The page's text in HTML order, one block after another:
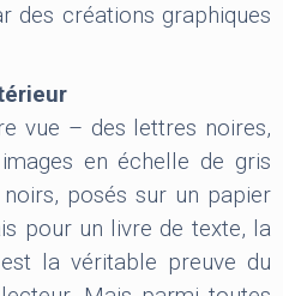
des créations graphiques
vue – des lettres noires,
en échelle de gris
posés sur un papier
pour un livre de texte, la
la véritable preuve du